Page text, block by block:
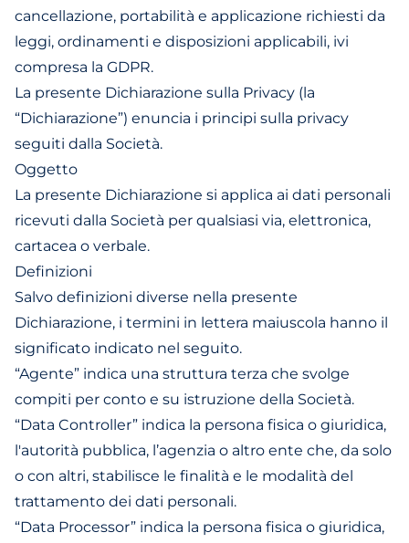
cancellazione, portabilità e applicazione richiesti da
leggi, ordinamenti e disposizioni applicabili, ivi
compresa la GDPR.
La presente Dichiarazione sulla Privacy (la
“Dichiarazione”) enuncia i principi sulla privacy
seguiti dalla Società.
Oggetto
La presente Dichiarazione si applica ai dati personali
ricevuti dalla Società per qualsiasi via, elettronica,
cartacea o verbale.
Definizioni
Salvo definizioni diverse nella presente
Dichiarazione, i termini in lettera maiuscola hanno il
significato indicato nel seguito.
“Agente” indica una struttura terza che svolge
compiti per conto e su istruzione della Società.
“Data Controller” indica la persona fisica o giuridica,
l'autorità pubblica, l’agenzia o altro ente che, da solo
o con altri, stabilisce le finalità e le modalità del
trattamento dei dati personali.
“Data Processor” indica la persona fisica o giuridica,